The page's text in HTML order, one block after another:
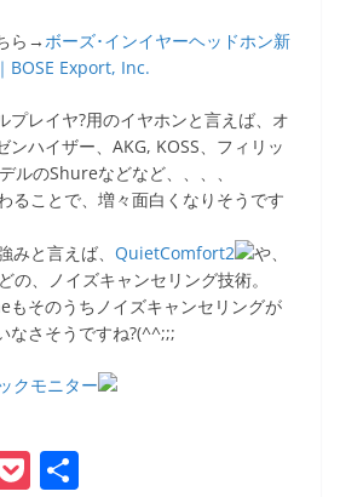
ら→ボーズ･インイヤーヘッドホン新
BOSE Export, Inc.
プレイヤ?用のイヤホンと言えば、オ
ンハイザー、AKG, KOSS、フィリッ
ルのShureなどなど、、、、
ることで、増々面白くなりそうです
みと言えば、 QuietComfort2
や、
の、ノイズキャンセリング技術。
そのうちノイズキャンセリングが
なさそうですね?(^^;;;
P